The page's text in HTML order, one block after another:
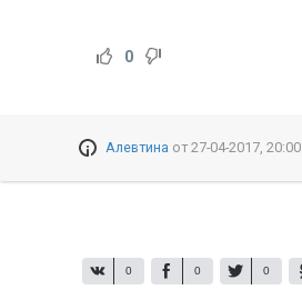
0
Алевтина от 27-04-2017, 20:00
0 0 0